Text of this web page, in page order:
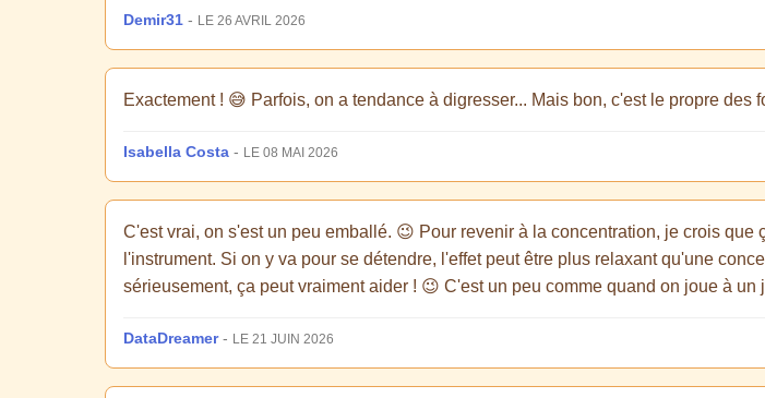
Demir31 - LE 26 AVRIL 2026
Exactement ! 😅 Parfois, on a tendance à digresser... Mais bon, c'est le propre des
Isabella Costa - LE 08 MAI 2026
C'est vrai, on s'est un peu emballé. 😉 Pour revenir à la concentration, je crois
l'instrument. Si on y va pour se détendre, l'effet peut être plus relaxant qu'une
sérieusement, ça peut vraiment aider ! 😉 C'est un peu comme quand on joue à
DataDreamer- LE 21 JUIN 2026